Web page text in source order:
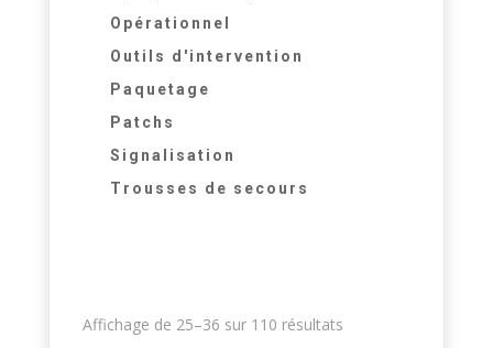
Opérationnel
Outils d'intervention
Paquetage
Patchs
Signalisation
Trousses de secours
Affichage de 25–36 sur 110 résultats